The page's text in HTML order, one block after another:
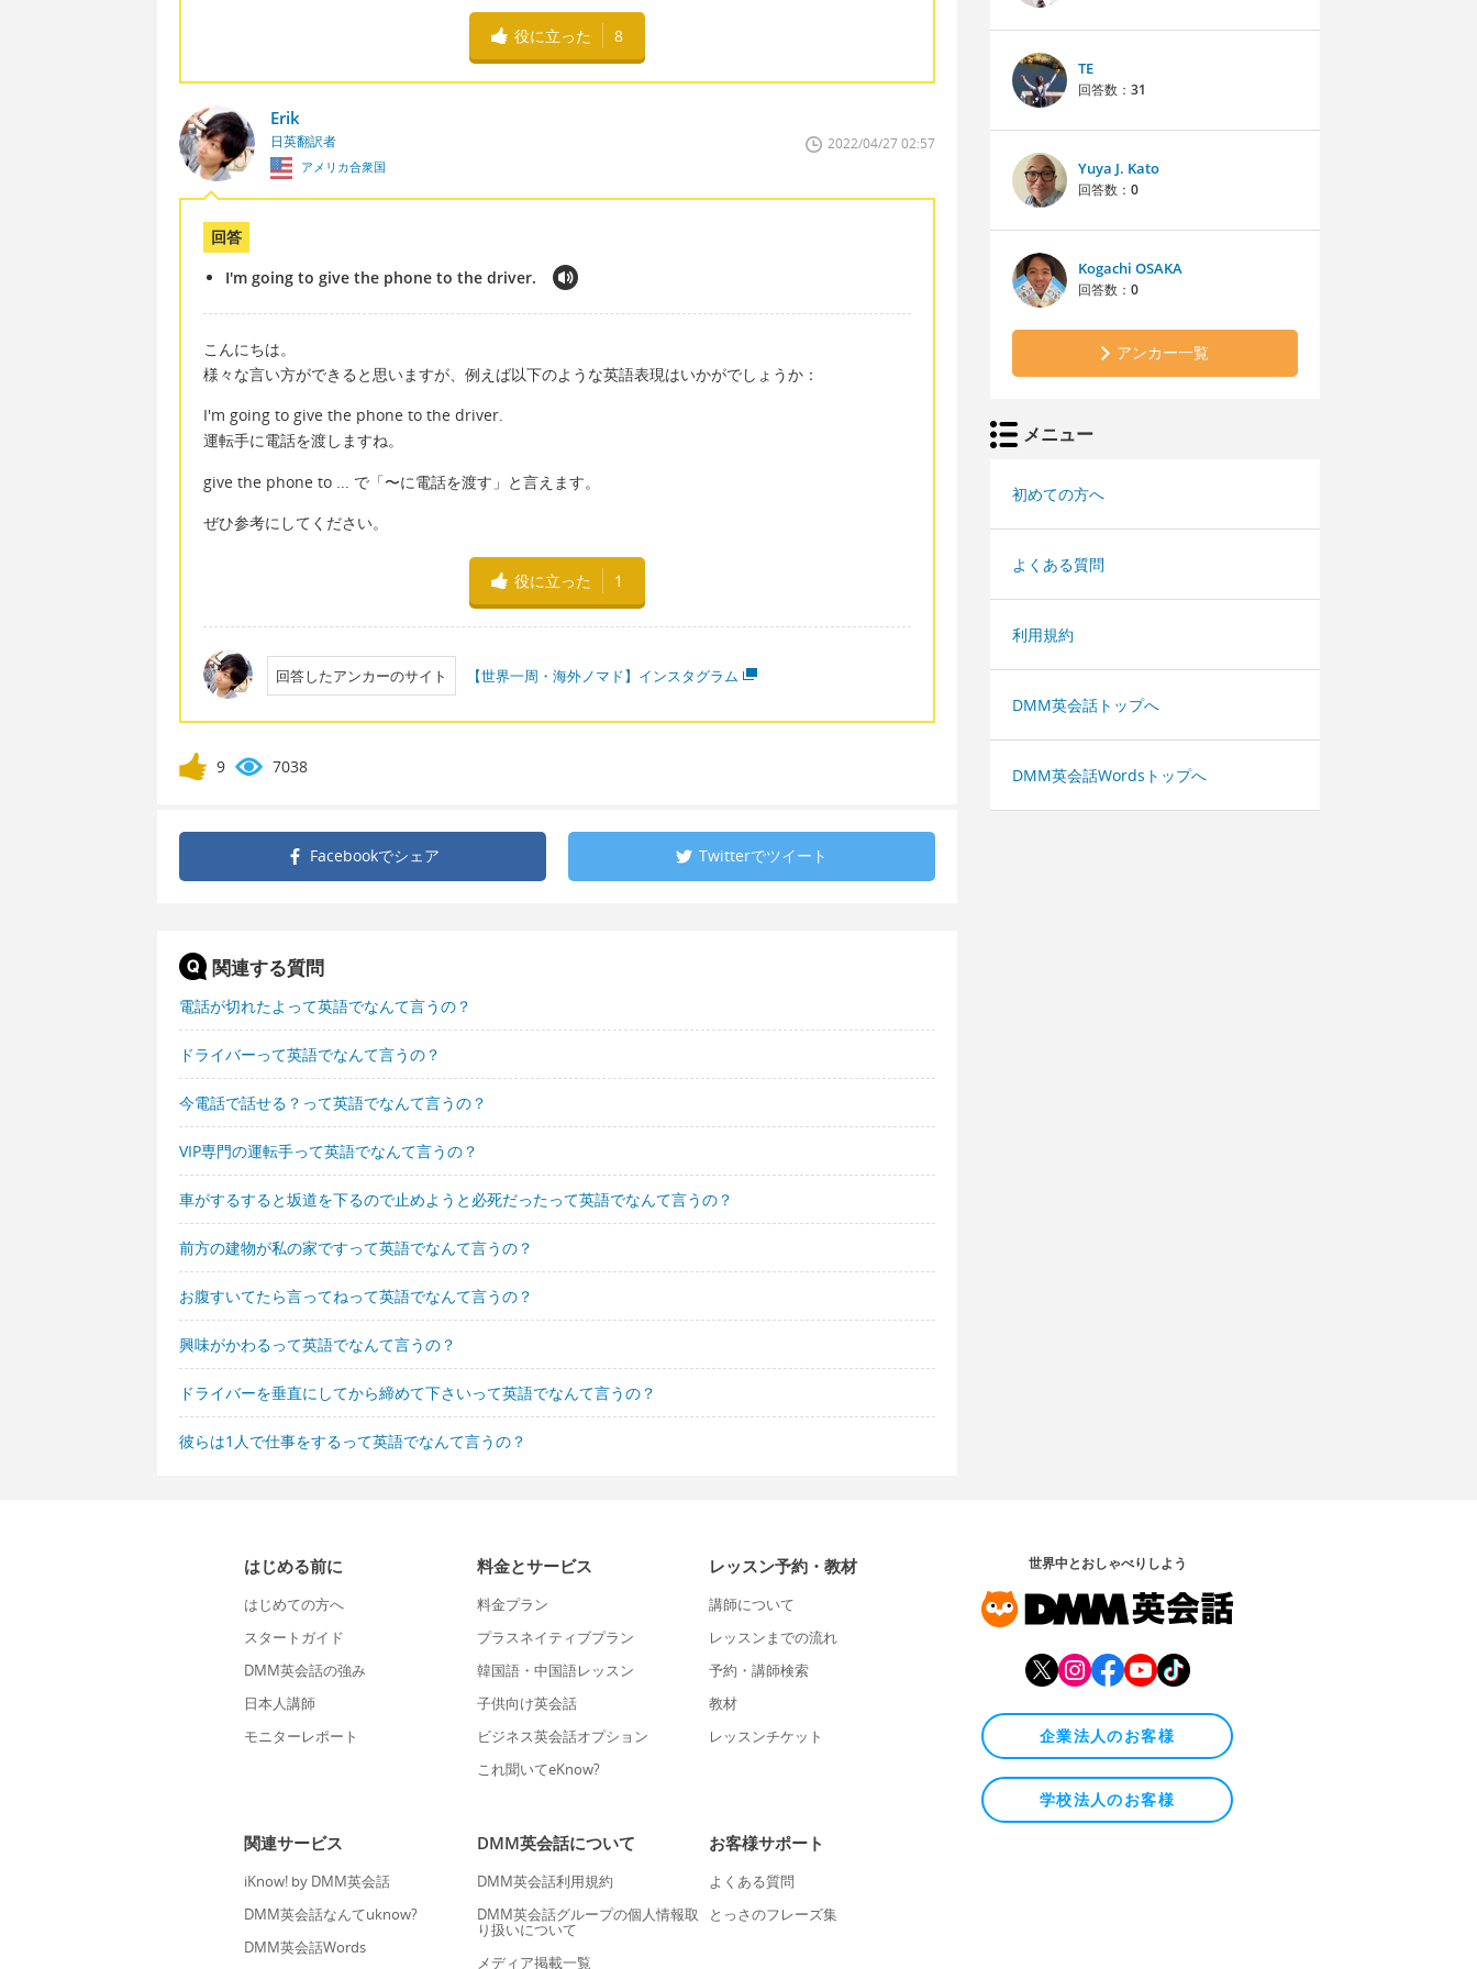
役に立った 8
Erik
日英翻訳者
アメリカ合衆国
2022/04/27 02:57
回答
I'm going to give the phone to the driver.
こんにちは。
様々な言い方ができると思いますが、例えば以下のような英語表現はいかがでしょうか：
I'm going to give the phone to the driver.
運転手に電話を渡しますね。
give the phone to ... で「〜に電話を渡す」と言えます。
ぜひ参考にしてください。
役に立った 1
回答したアンカーのサイト 【世界一周・海外ノマド】インスタグラム
9 7038
Facebookでシェア Twitterでツイート
関連する質問
電話が切れたよって英語でなんて言うの？
ドライバーって英語でなんて言うの？
今電話で話せる？って英語でなんて言うの？
VIP専門の運転手って英語でなんて言うの？
車がするすると坂道を下るので止めようと必死だったって英語でなんて言うの？
前方の建物が私の家ですって英語でなんて言うの？
お腹すいてたら言ってねって英語でなんて言うの？
興味がかわるって英語でなんて言うの？
ドライバーを垂直にしてから締めて下さいって英語でなんて言うの？
彼らは1人で仕事をするって英語でなんて言うの？
TE
回答数： 31
Yuya J. Kato
回答数： 0
Kogachi OSAKA
回答数： 0
アンカー一覧
メニュー
初めての方へ
よくある質問
利用規約
DMM英会話トップへ
DMM英会話Wordsトップへ
はじめる前に
はじめての方へ
スタートガイド
DMM英会話の強み
日本人講師
モニターレポート
料金とサービス
料金プラン
プラスネイティブプラン
韓国語・中国語レッスン
子供向け英会話
ビジネス英会話オプション
これ聞いてeKnow?
レッスン予約・教材
講師について
レッスンまでの流れ
予約・講師検索
教材
レッスンチケット
関連サービス
iKnow! by DMM英会話
DMM英会話なんてuknow?
DMM英会話Words
DMM英会話について
DMM英会話利用規約
DMM英会話グループの個人情報取
り扱いについて
メディア掲載一覧
お客様サポート
よくある質問
とっさのフレーズ集
世界中とおしゃべりしよう
企業法人のお客様
学校法人のお客様